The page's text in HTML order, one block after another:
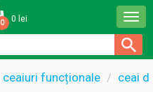
0 0 lei
ceaiuri funcționale ceai